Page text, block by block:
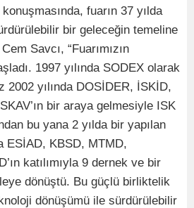
konuşmasında, fuarın 37 yılda
bir geleceğin temeline
Savcı, “Fuarımızın
1997 yılında SODEX olarak
2002 yılında DOSİDER, İSKİD,
bir araya gelmesiyle ISK
bu yana 2 yılda bir yapılan
ESİAD, KBSD, MTMD,
katılımıyla 9 dernek ve bir
dönüştü. Bu güçlü birliktelik
dönüşümü ile sürdürülebilir